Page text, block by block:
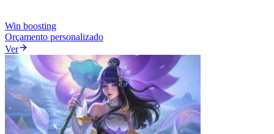
Win boosting
Orçamento personalizado
Ver